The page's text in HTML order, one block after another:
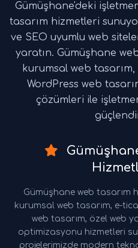
Gümüşhane'deki
tasarım hizmetleri
ve SEO uyumlu web
yaratın. Gümüşhane
kurumsal web
WordPress web
çözümleri ile
Gümüşhane web tasarım
kurumsal web tasarım, e-
web tasarım, özel web
optimizasyonu hizmetleri
projelerimizde modern